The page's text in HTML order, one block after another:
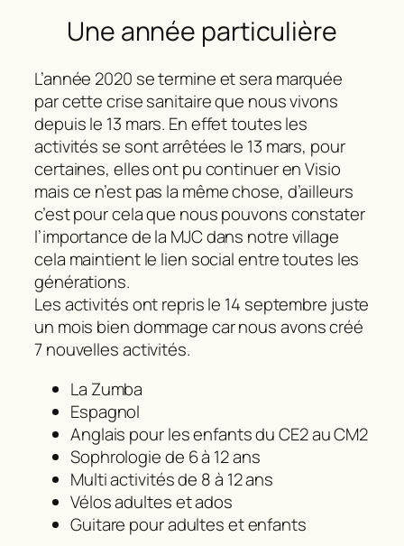
Une année particulière
L’année 2020 se termine et sera marquée
par cette crise sanitaire que nous vivons
depuis le 13 mars. En effet toutes les
activités se sont arrêtées le 13 mars, pour
certaines, elles ont pu continuer en Visio
mais ce n’est pas la même chose, d’ailleurs
c’est pour cela que nous pouvons constater
l’importance de la MJC dans notre village
cela maintient le lien social entre toutes les
générations.
Les activités ont repris le 14 septembre juste
un mois bien dommage car nous avons créé
7 nouvelles activités.
La Zumba
Espagnol
Anglais pour les enfants du CE2 au CM2
Sophrologie de 6 à 12 ans
Multi activités de 8 à 12 ans
Vélos adultes et ados
Guitare pour adultes et enfants